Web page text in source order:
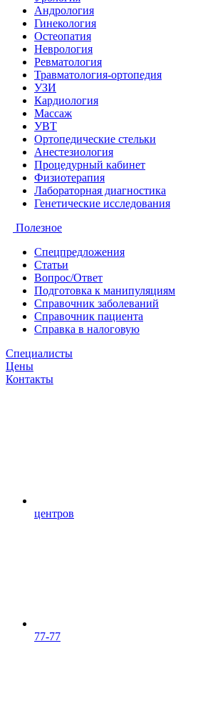
Андрология
Гинекология
Остеопатия
Неврология
Ревматология
Травматология-ортопедия
УЗИ
Кардиология
Массаж
УВТ
Ортопедические стельки
Анестезиология
Процедурный кабинет
Физиотерапия
Лабораторная диагностика
Генетические исследования
Полезное
Спецпредложения
Статьи
Вопрос/Ответ
Подготовка к манипуляциям
Справочник заболеваний
Справочник пациента
Справка в налоговую
Специалисты
Цены
Контакты
центров
77-77